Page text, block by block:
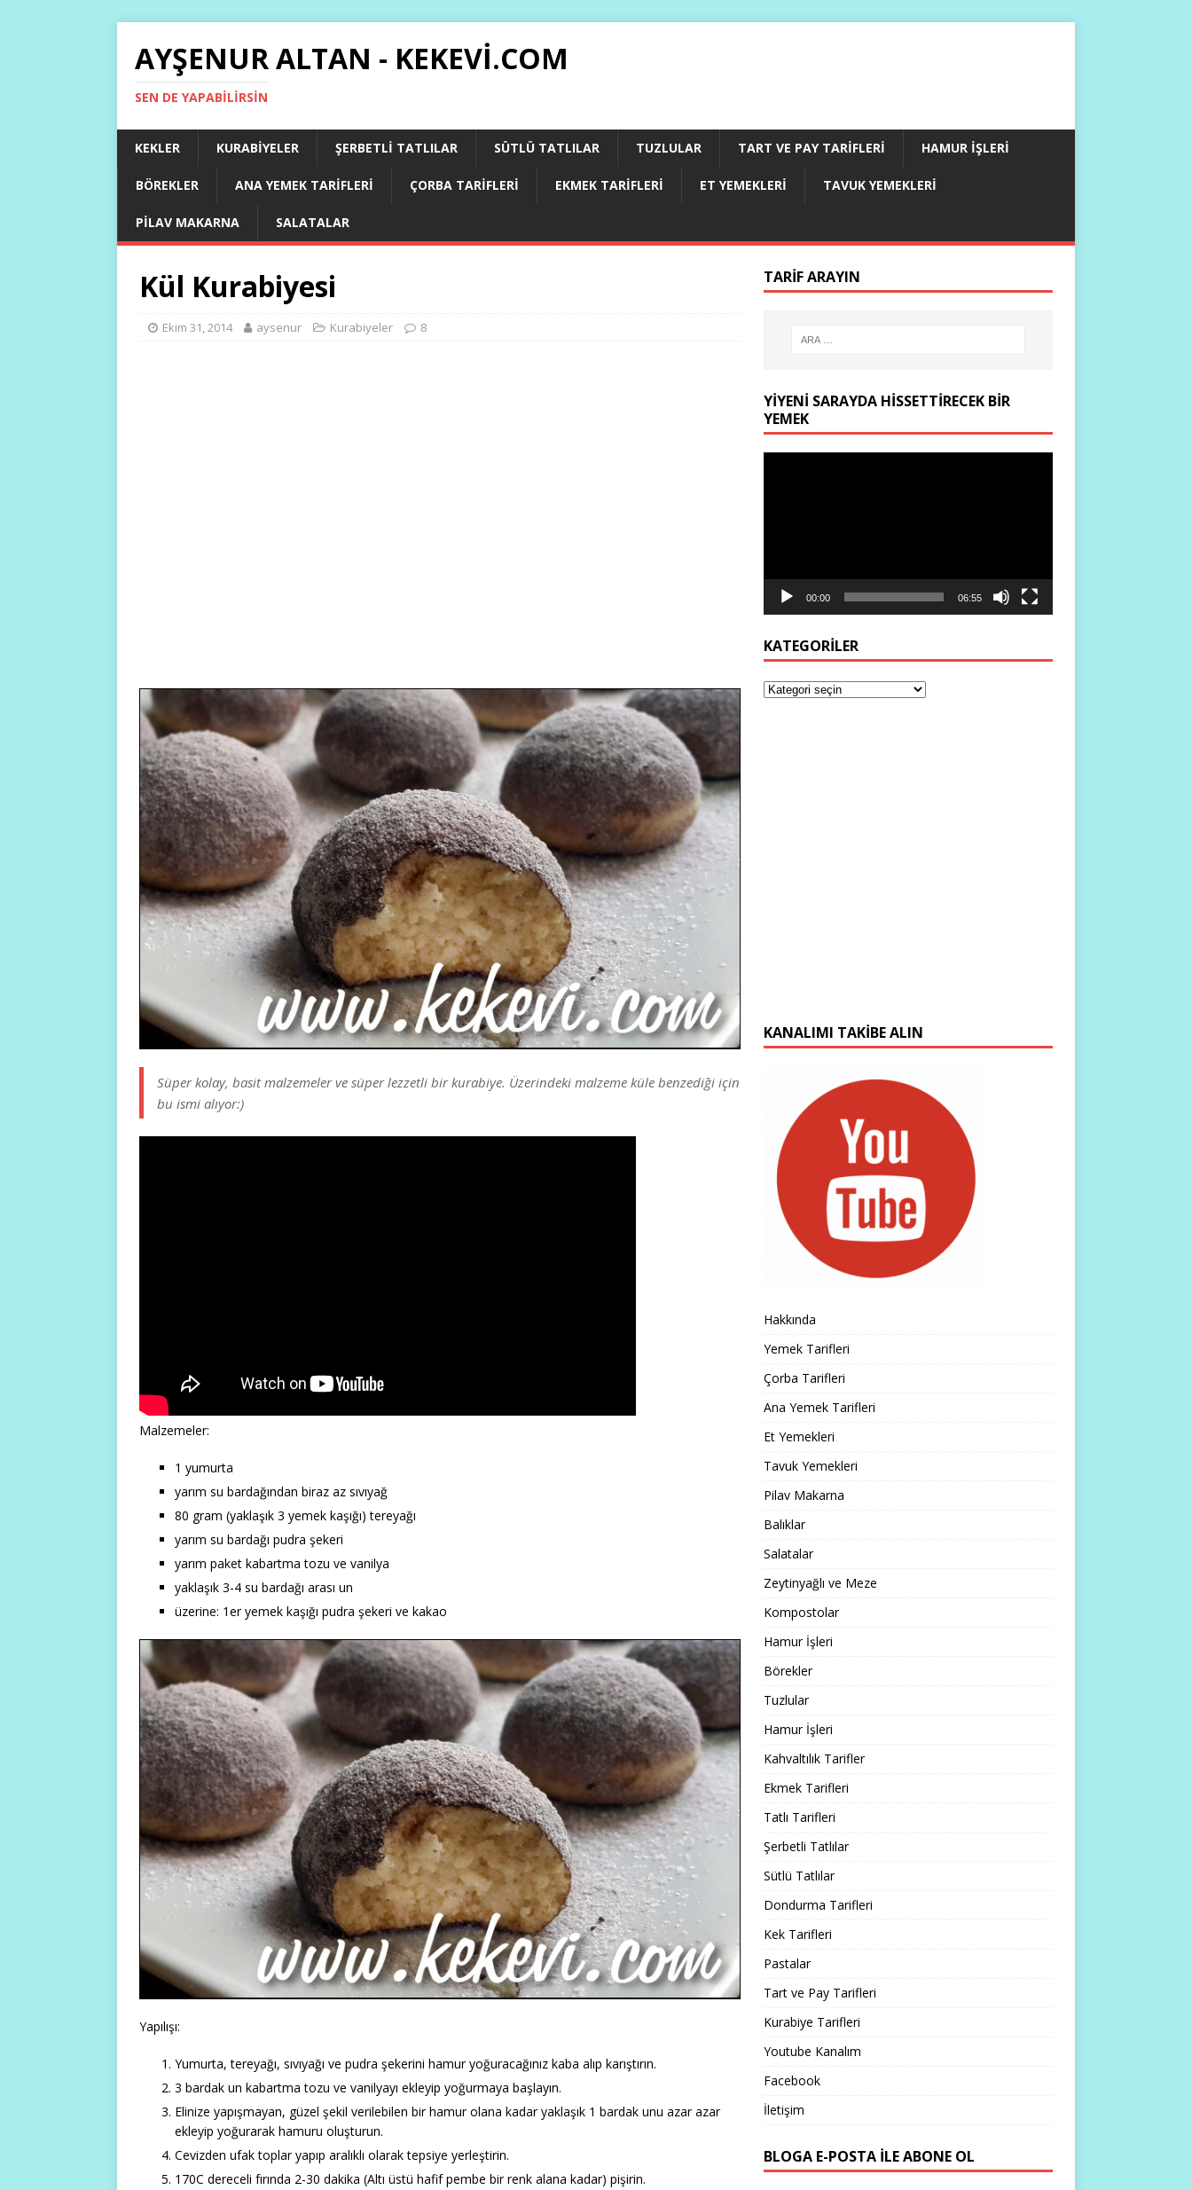
AYŞENUR ALTAN - KEKEVI.COM
SEN DE YAPABILIRSIN
KEKLER KURABIYELER ŞERBETLI TATLILAR SÜTLÜ TATLILAR TUZLULAR TART VE PAY TARIFLERI HAMUR İŞLERI
BÖREKLER ANA YEMEK TARIFLERI ÇORBA TARIFLERI EKMEK TARIFLERI ET YEMEKLERI TAVUK YEMEKLERI
PILAV MAKARNA SALATALAR
Kül Kurabiyesi
Ekim 31, 2014 aysenur Kurabiyeler 8
Süper kolay, basit malzemeler ve süper lezzetli bir kurabiye. Üzerindeki malzeme küle benzediği için
bu ismi alıyor:)
Malzemeler:
1 yumurta
yarım su bardağından biraz az sıvıyağ
80 gram (yaklaşık 3 yemek kaşığı) tereyağı
yarım su bardağı pudra şekeri
yarım paket kabartma tozu ve vanilya
yaklaşık 3-4 su bardağı arası un
üzerine: 1er yemek kaşığı pudra şekeri ve kakao
Yapılışı:
Yumurta, tereyağı, sıvıyağı ve pudra şekerini hamur yoğuracağınız kaba alıp karıştırın.
3 bardak un kabartma tozu ve vanilyayı ekleyip yoğurmaya başlayın.
Elinize yapışmayan, güzel şekil verilebilen bir hamur olana kadar yaklaşık 1 bardak unu azar azar
ekleyip yoğurarak hamuru oluşturun.
Cevizden ufak toplar yapıp aralıklı olarak tepsiye yerleştirin.
170C dereceli fırında 2-30 dakika (Altı üstü hafif pembe bir renk alana kadar) pişirin.
TARIF ARAYIN
YIYENI SARAYDA HISSETTIRECEK BIR
YEMEK
00:00 06:55
KATEGORILER
KANALIMI TAKIBE ALIN
Hakkında
Yemek Tarifleri
Çorba Tarifleri
Ana Yemek Tarifleri
Et Yemekleri
Tavuk Yemekleri
Pilav Makarna
Balıklar
Salatalar
Zeytinyağlı ve Meze
Kompostolar
Hamur İşleri
Börekler
Tuzlular
Hamur İşleri
Kahvaltılık Tarifler
Ekmek Tarifleri
Tatlı Tarifleri
Şerbetli Tatlılar
Sütlü Tatlılar
Dondurma Tarifleri
Kek Tarifleri
Pastalar
Tart ve Pay Tarifleri
Kurabiye Tarifleri
Youtube Kanalım
Facebook
İletişim
BLOGA E-POSTA ILE ABONE OL